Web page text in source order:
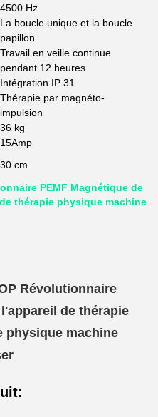
4500 Hz
La boucle unique et la boucle
papillon
Travail en veille continue
pendant 12 heures
Intégration IP 31
Thérapie par magnéto-
impulsion
36 kg
15Amp
30 cm
PEMF Magnétique de
thérapie physique machine
Révolutionnaire
de thérapie
physique machine